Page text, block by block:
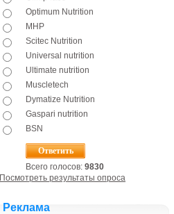
Optimum Nutrition
MHP
Scitec Nutrition
Universal nutrition
Ultimate nutrition
Muscletech
Dymatize Nutrition
Gaspari nutrition
BSN
Всего голосов: 9830
Посмотреть результаты опроса
Реклама